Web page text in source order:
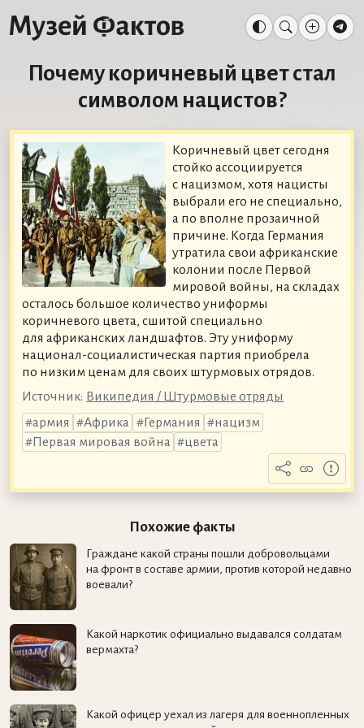
Почему коричневый цвет стал
символом нацистов?
Коричневый цвет сегодня
стойко ассоциируется
с нацизмом, хотя нацисты
выбрали его не специально,
а по вполне прозаичной
причине. Когда Германия
утратила свои африканские
колонии после Первой
мировой войны, на складах
осталось большое количество униформы
коричневого цвета, сшитой специально
для африканских ландшафтов. Эту униформу
национал-социалистическая партия приобрела
по низким ценам для своих штурмовых отрядов.
Источник: Википедия / Штурмовые отряды
армия
Африка Германия
нацизм
Первая мировая война
цвета
Похожие факты
Граждане какой страны пошли добровольцами
на фронт в составе армии, против которой недавно
воевали?
Какой наркотик официально выдавался солдатам
вермахта?
Какой офицер уехал из лагеря для военнопленных